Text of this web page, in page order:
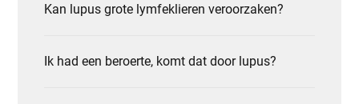
Kan lupus grote lymfeklieren veroorzaken?
Ik had een beroerte, komt dat door lupus?